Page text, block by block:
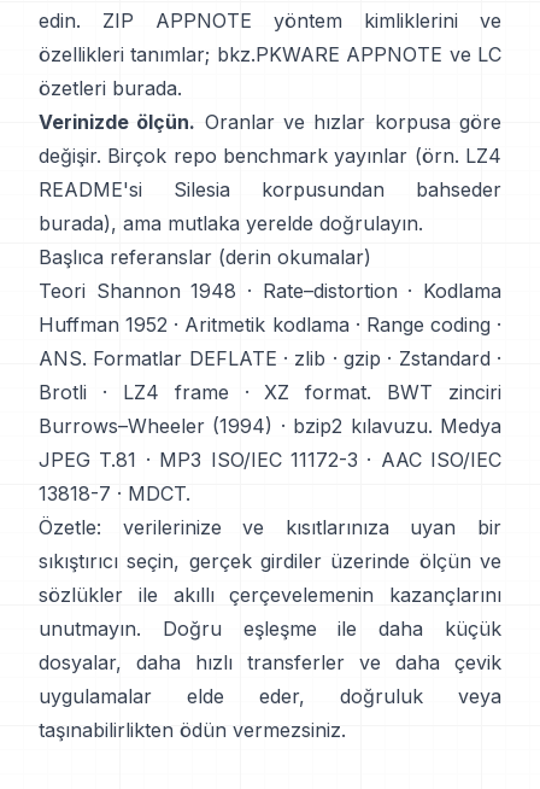
edin. ZIP APPNOTE yöntem kimliklerini ve
özellikleri tanımlar; bkz.PKWARE APPNOTE ve LC
özetleri burada.
Verinizde ölçün. Oranlar ve hızlar korpusa göre
değişir. Birçok repo benchmark yayınlar (örn. LZ4
README'si Silesia korpusundan bahseder
burada), ama mutlaka yerelde doğrulayın.
Başlıca referanslar (derin okumalar)
Teori Shannon 1948 · Rate–distortion · Kodlama
Huffman 1952 · Aritmetik kodlama · Range coding ·
ANS. Formatlar DEFLATE · zlib · gzip · Zstandard ·
Brotli
· LZ4 frame · XZ format. BWT zinciri
Burrows–Wheeler (1994) · bzip2 kılavuzu. Medya
JPEG T.81 · MP3 ISO/IEC 11172-3 · AAC ISO/IEC
13818-7 · MDCT.
Özetle: verilerinize ve kısıtlarınıza uyan bir
sıkıştırıcı seçin, gerçek girdiler üzerinde ölçün ve
sözlükler ile akıllı çerçevelemenin kazançlarını
unutmayın. Doğru eşleşme ile daha küçük
dosyalar, daha hızlı transferler ve daha çevik
uygulamalar elde eder, doğruluk veya
taşınabilirlikten ödün vermezsiniz.